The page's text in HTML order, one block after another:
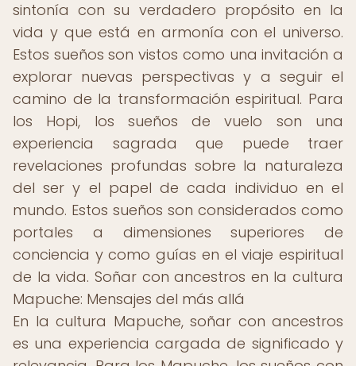
sintonía con su verdadero propósito en la
vida y que está en armonía con el universo.
Estos sueños son vistos como una invitación a
explorar nuevas perspectivas y a seguir el
camino de la transformación espiritual. Para
los Hopi, los sueños de vuelo son una
experiencia sagrada que puede traer
revelaciones profundas sobre la naturaleza
del ser y el papel de cada individuo en el
mundo. Estos sueños son considerados como
portales a dimensiones superiores de
conciencia y como guías en el viaje espiritual
de la vida. Soñar con ancestros en la cultura
Mapuche: Mensajes del más allá
En la cultura Mapuche, soñar con ancestros
es una experiencia cargada de significado y